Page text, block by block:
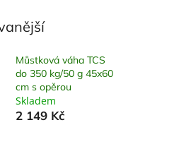
Můstková váha TCS
do 350 kg/50 g 45x60
cm s opěrou
Skladem
2 149 Kč